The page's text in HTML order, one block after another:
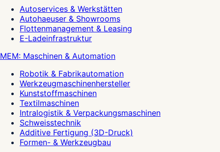
Autoservices & Werkstätten
Autohaeuser & Showrooms
Flottenmanagement & Leasing
E-Ladeinfrastruktur
MEM: Maschinen & Automation
Robotik & Fabrikautomation
Werkzeugmaschinenhersteller
Kunststoffmaschinen
Textilmaschinen
Intralogistik & Verpackungsmaschinen
Schweisstechnik
Additive Fertigung (3D-Druck)
Formen- & Werkzeugbau